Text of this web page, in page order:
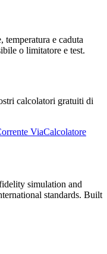
temperatura e caduta
o limitatore e test.
calcolatori gratuiti di
ViaCalcolatore
simulation and
standards. Built